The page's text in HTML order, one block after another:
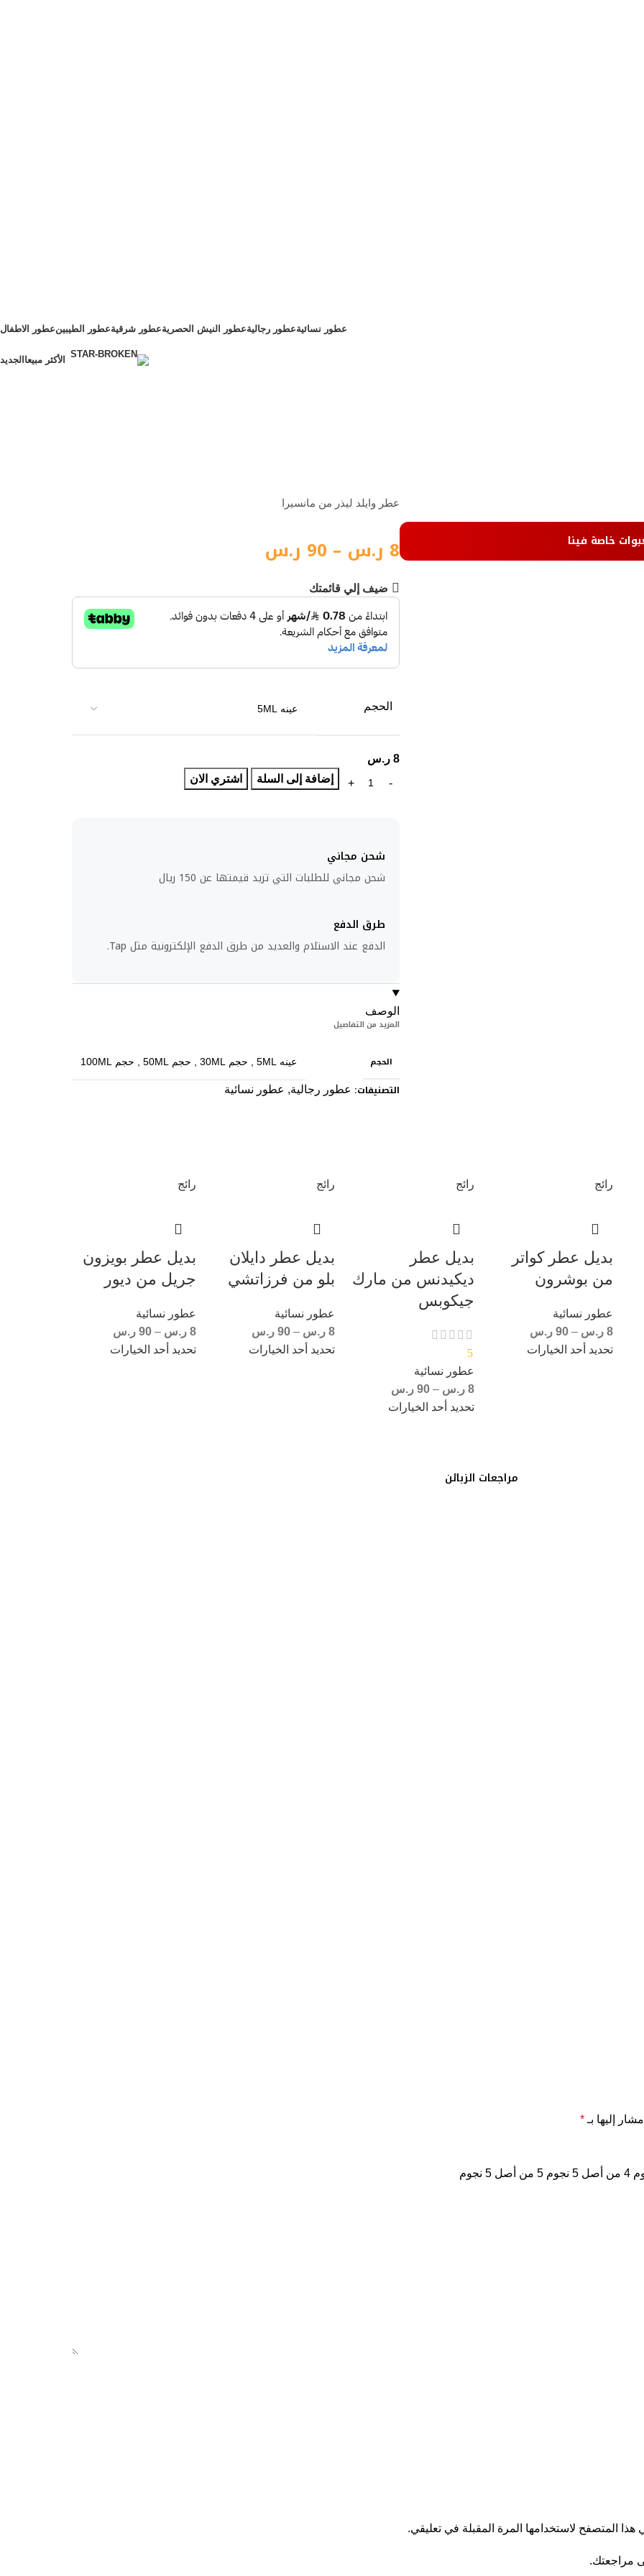
عطور نسائيةعطور رجاليةعطور النيش الحصريةعطور شرقيةعطور الطيبينعطور الاطفال
الأكثر مبيعا الجديد
خاصة فينا
عطر وايلد ليذر من مانسيرا
8 ر.س –
90 ر.س
ضيف إلي قائمتك
الحجم
8 ر.س
إضافة إلى السلة
اشتري الان
شحن مجاني
شحن مجاني للطلبات التي تزيد قيمتها عن 150 ريال
طرق الدفع
الدفع عند الاستلام والعديد من طرق الدفع الإلكترونية مثل Tap.
الوصف
المزيد من التفاصيل
الحجم عينه 5ML حجم 30ML حجم 50ML حجم 100ML
التصنيفات: عطور رجالية, عطور نسائية
رائج
بديل عطر كواتر
من بوشرون
عطور نسائية
8 ر.س –
90 ر.س
تحديد أحد الخيارات
رائج
بديل عطر
ديكيدنس من مارك
جيكوبس
5
عطور نسائية
8 ر.س –
90 ر.س
تحديد أحد الخيارات
رائج
بديل عطر دايلان
بلو من فرزاتشي
عطور نسائية
8 ر.س –
90 ر.س
تحديد أحد الخيارات
رائج
بديل عطر بويزون
جريل من ديور
عطور نسائية
8 ر.س –
90 ر.س
تحديد أحد الخيارات
مراجعات الزبائن
إليها بـ*
4 من أصل 5 نجوم 5 من أصل 5 نجوم
المتصفح لاستخدامها المرة المقبلة في تعليقي.
مراجعتك.